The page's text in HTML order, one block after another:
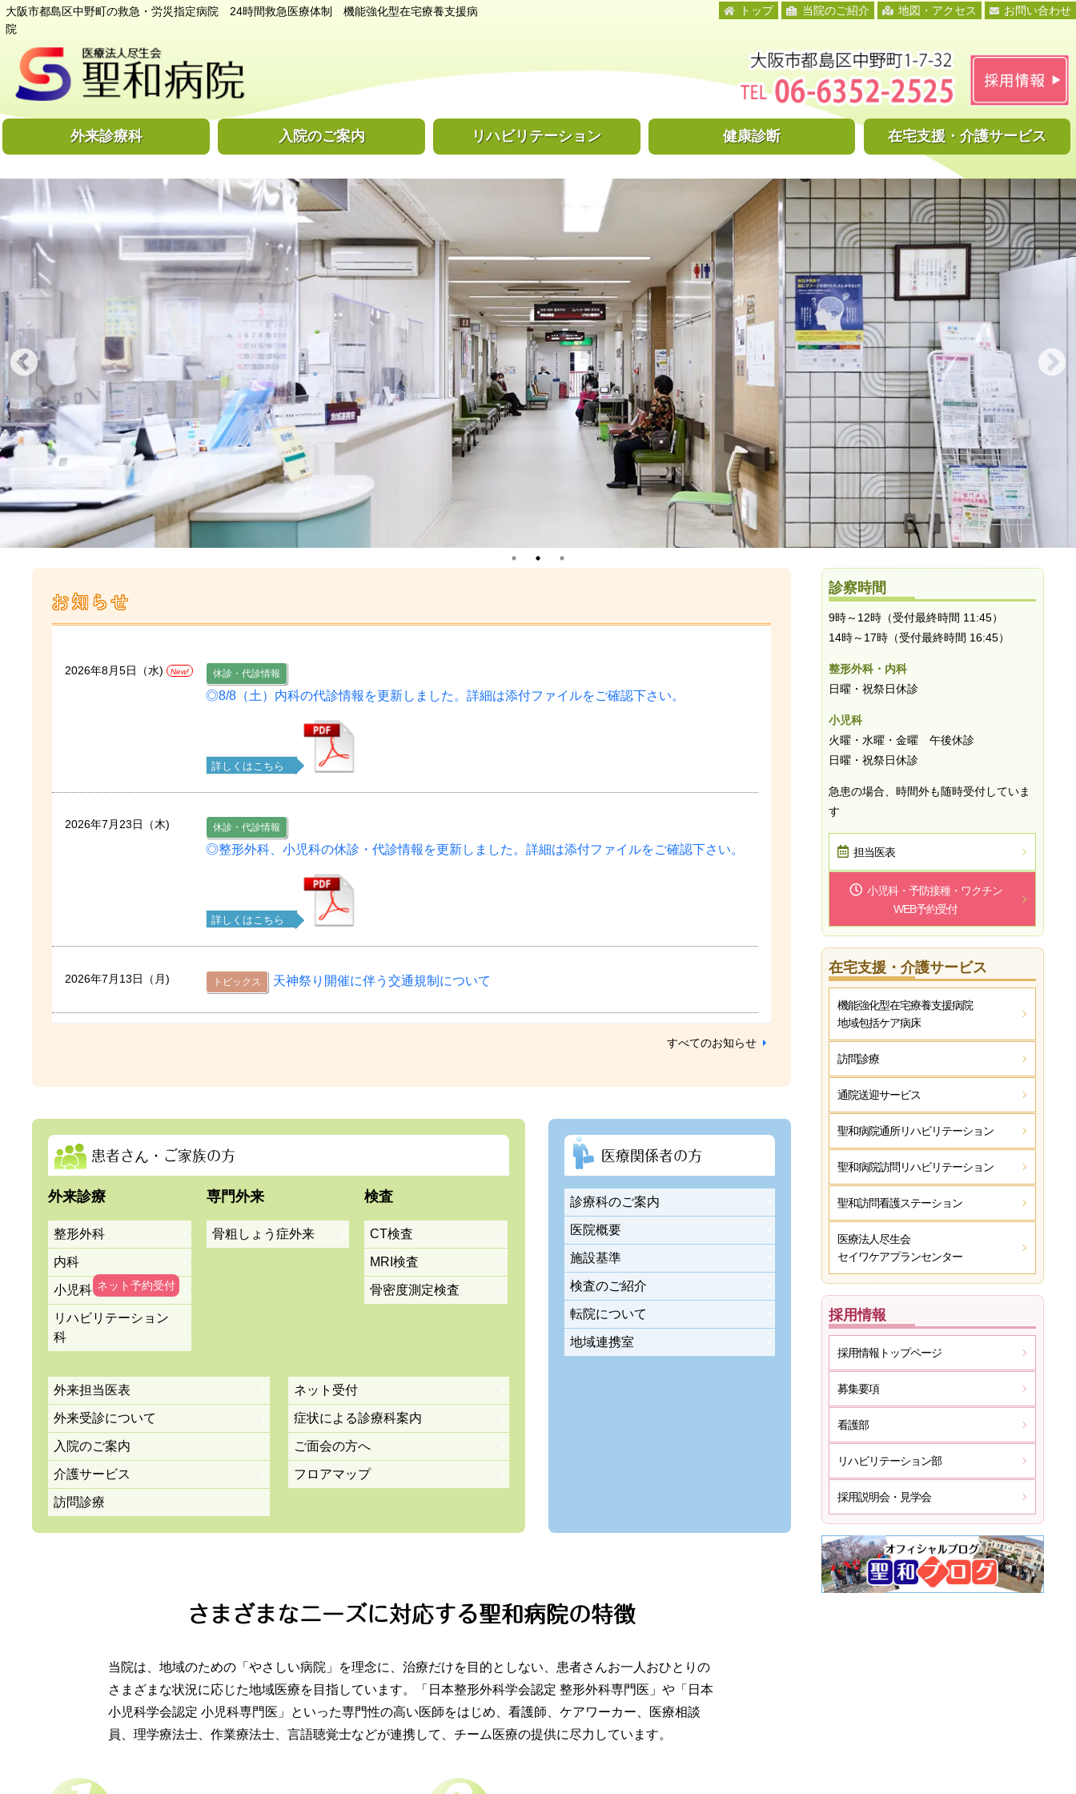
大阪市都島区中野町の救急・労災指定病院 24時間救急医療体制 機能強化型在宅療養支援病
院
トップ 当院のご紹介 地図・アクセス お問い合わせ
外来診療科 入院のご案内 リハビリ テーション 健康診断 在宅支援・ 介護サービス
お知らせ
2026年8月5日（水) New! 休診・代診情報
◎8/8（土）内科の代診情報を更新しました。詳細は添付ファイルをご確認下さい。
詳しくはこちら
2026年7月23日（木) 休診・代診情報
◎整形外科、小児科の休診・代診情報を更新しました。詳細は添付ファイルをご確認下さい。
詳しくはこちら
2026年7月13日（月) トピックス 天神祭り開催に伴う交通規制について
「新しい水いぼの治療について」 聖和病院・小児科だより 2026年7月
◎7/18（土）内科の代診情報を更新しました。詳細は添付ファイルをご確認下さい。
詳しくはこちら
2026年6月22日（月) ２階病棟の工事実施について
内科・整形外科の代診情報を更新しました。詳細は添付ファイルをご確認下さい。
2026年6月1日（月) トピックス 当院への入館時の注意事項について（発熱外来）
詳しくはこちら
2026年5月18日（月) トピックス 日本脳炎ワクチンについて
すべてのお知らせ
患者さん・ご家族の方
外来診療
整形外科
内科
小児科
リハビリテーション
科
専門外来
骨粗しょう症外来
検査
CT検査
MRI検査
骨密度測定検査
外来担当医表 ネット受付
外来受診について 症状による診療科案内
入院のご案内 ご面会の方へ
介護サービス フロアマップ
訪問診療
医療関係者の方
診療科のご案内
医院概要
施設基準
検査のご紹介
転院について
地域連携室
さまざまなニーズに対応する聖和病院の特徴
当院は、地域のための「やさしい病院」を理念に、治療だけを目的としない、患者さんお一人おひとりの
さまざまな状況に応じた地域医療を目指しています。「日本整形外科学会認定 整形外科専門医」や「日本
小児科学会認定 小児科専門医」といった専門性の高い医師をはじめ、看護師、ケアワーカー、医療相談
員、理学療法士、作業療法士、言語聴覚士などが連携して、チーム医療の提供に尽力しています。
診察時間
9時～12時（受付最終時間 11:45）
14時～17時（受付最終時間 16:45）
整形外科・内科
日曜・祝祭日休診
小児科
火曜・水曜・金曜 午後休診
日曜・祝祭日休診
急患の場合、時間外も随時受付していま
す
担当医表
小児科・予防接種・ワクチン
WEB予約受付
在宅支援・介護サービス
機能強化型在宅療養支援病院
地域包括ケア病床
訪問診療
通院送迎サービス
聖和病院通所リハビリテーション
聖和病院訪問リハビリテーション
聖和訪問看護ステーション
医療法人尽生会
セイワケアプランセンター
採用情報
採用情報トップページ
募集要項
看護部
リハビリテーション部
採用説明会・見学会